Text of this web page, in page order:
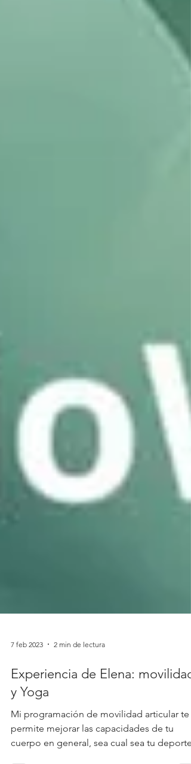
7 feb 2023 2 min de lectura
Experiencia de Elena: movilidad
y Yoga
Mi programación de movilidad articular te